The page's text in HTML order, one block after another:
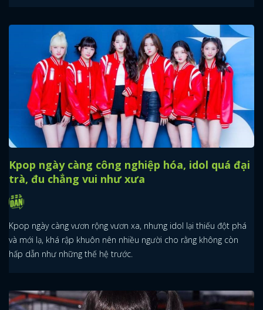
Kpop ngày càng công nghiệp hóa, idol quá đại
trà, đu chẳng vui như xưa
Kpop ngày càng vươn rộng vươn xa, nhưng idol lại thiếu đột phá
và mới lạ, khá rập khuôn nên nhiều người cho rằng không còn
hấp dẫn như những thế hệ trước.